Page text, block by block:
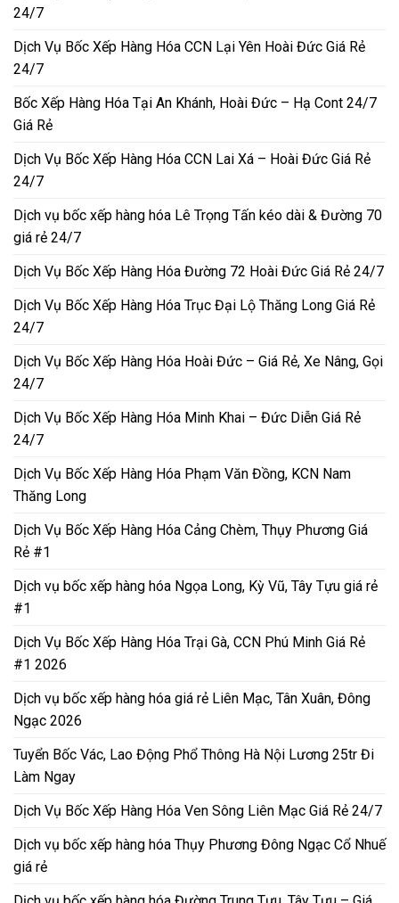
24/7
Dịch Vụ Bốc Xếp Hàng Hóa CCN Lại Yên Hoài Đức Giá Rẻ
24/7
Bốc Xếp Hàng Hóa Tại An Khánh, Hoài Đức – Hạ Cont 24/7
Giá Rẻ
Dịch Vụ Bốc Xếp Hàng Hóa CCN Lai Xá – Hoài Đức Giá Rẻ
24/7
Dịch vụ bốc xếp hàng hóa Lê Trọng Tấn kéo dài & Đường 70
giá rẻ 24/7
Dịch Vụ Bốc Xếp Hàng Hóa Đường 72 Hoài Đức Giá Rẻ 24/7
Dịch Vụ Bốc Xếp Hàng Hóa Trục Đại Lộ Thăng Long Giá Rẻ
24/7
Dịch Vụ Bốc Xếp Hàng Hóa Hoài Đức – Giá Rẻ, Xe Nâng, Gọi
24/7
Dịch Vụ Bốc Xếp Hàng Hóa Minh Khai – Đức Diễn Giá Rẻ
24/7
Dịch Vụ Bốc Xếp Hàng Hóa Phạm Văn Đồng, KCN Nam
Thăng Long
Dịch Vụ Bốc Xếp Hàng Hóa Cảng Chèm, Thụy Phương Giá
Rẻ #1
Dịch vụ bốc xếp hàng hóa Ngọa Long, Kỳ Vũ, Tây Tựu giá rẻ
#1
Dịch Vụ Bốc Xếp Hàng Hóa Trại Gà, CCN Phú Minh Giá Rẻ
#1 2026
Dịch vụ bốc xếp hàng hóa giá rẻ Liên Mạc, Tân Xuân, Đông
Ngạc 2026
Tuyển Bốc Vác, Lao Động Phổ Thông Hà Nội Lương 25tr Đi
Làm Ngay
Dịch Vụ Bốc Xếp Hàng Hóa Ven Sông Liên Mạc Giá Rẻ 24/7
Dịch vụ bốc xếp hàng hóa Thụy Phương Đông Ngạc Cổ Nhuế
giá rẻ